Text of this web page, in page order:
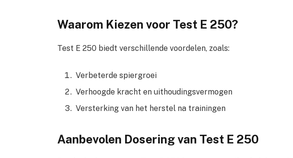
Waarom Kiezen voor Test E 250?
Test E 250 biedt verschillende voordelen, zoals:
Verbeterde spiergroei
Verhoogde kracht en uithoudingsvermogen
Versterking van het herstel na trainingen
Aanbevolen Dosering van Test E 250